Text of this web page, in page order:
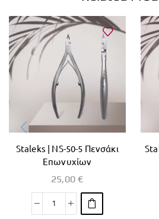
Staleks | NS-50-5 Πενσάκι
Επωνυχίων
25,00€